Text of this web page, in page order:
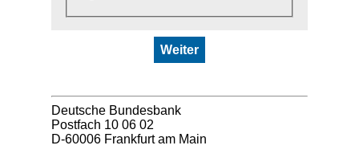
Weiter
Deutsche Bundesbank
Postfach 10 06 02
D-60006 Frankfurt am Main